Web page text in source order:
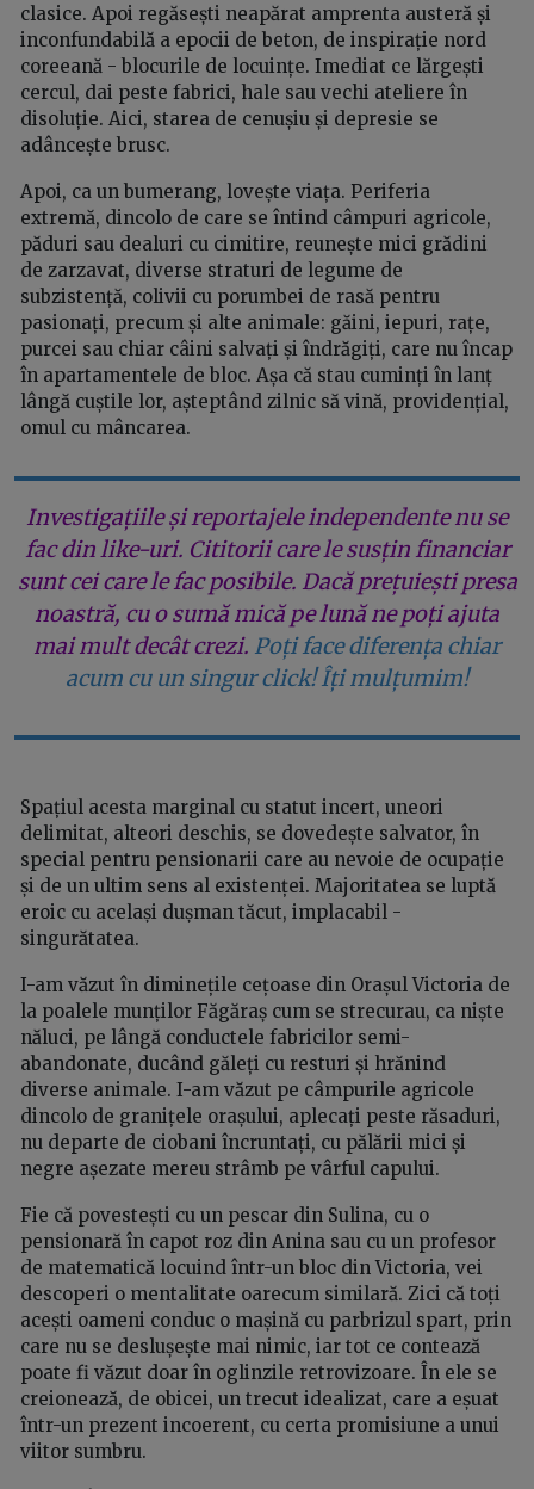
clasice. Apoi regăsești neapărat amprenta austeră și
inconfundabilă a epocii de beton, de inspirație nord
coreeană - blocurile de locuințe. Imediat ce lărgești
cercul, dai peste fabrici, hale sau vechi ateliere în
disoluție. Aici, starea de cenușiu și depresie se
adâncește brusc.
Apoi, ca un bumerang, lovește viața. Periferia
extremă, dincolo de care se întind câmpuri agricole,
păduri sau dealuri cu cimitire, reunește mici grădini
de zarzavat, diverse straturi de legume de
subzistență, colivii cu porumbei de rasă pentru
pasionați, precum și alte animale: găini, iepuri, rațe,
purcei sau chiar câini salvați și îndrăgiți, care nu încap
în apartamentele de bloc. Așa că stau cuminți în lanț
lângă cuștile lor, așteptând zilnic să vină, providențial,
omul cu mâncarea.
Investigațiile și reportajele independente nu se
fac din like-uri. Cititorii care le susțin financiar
sunt cei care le fac posibile. Dacă prețuiești presa
noastră, cu o sumă mică pe lună ne poți ajuta
mai mult decât crezi. Poți face diferența chiar
acum cu un singur click! Îți mulțumim!
Spațiul acesta marginal cu statut incert, uneori
delimitat, alteori deschis, se dovedește salvator, în
special pentru pensionarii care au nevoie de ocupație
și de un ultim sens al existenței. Majoritatea se luptă
eroic cu același dușman tăcut, implacabil -
singurătatea.
I-am văzut în diminețile cețoase din Orașul Victoria de
la poalele munților Făgăraș cum se strecurau, ca niște
năluci, pe lângă conductele fabricilor semi-
abandonate, ducând găleți cu resturi și hrănind
diverse animale. I-am văzut pe câmpurile agricole
dincolo de granițele orașului, aplecați peste răsaduri,
nu departe de ciobani încruntați, cu pălării mici și
negre așezate mereu strâmb pe vârful capului.
Fie că povestești cu un pescar din Sulina, cu o
pensionară în capot roz din Anina sau cu un profesor
de matematică locuind într-un bloc din Victoria, vei
descoperi o mentalitate oarecum similară. Zici că toți
acești oameni conduc o mașină cu parbrizul spart, prin
care nu se deslușește mai nimic, iar tot ce contează
poate fi văzut doar în oglinzile retrovizoare. În ele se
creionează, de obicei, un trecut idealizat, care a eșuat
într-un prezent incoerent, cu certa promisiune a unui
viitor sumbru.